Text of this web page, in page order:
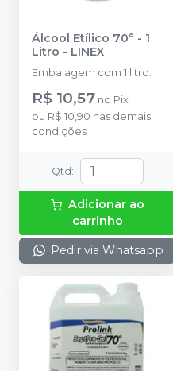
Álcool Etílico 70° - 1
Litro - LINEX
Embalagem com 1 litro.
R$ 10,57 no Pix
ou R$ 10,90 nas demais
condições
Qtd :
Adicionar ao
carrinho
Pedir via Whatsapp